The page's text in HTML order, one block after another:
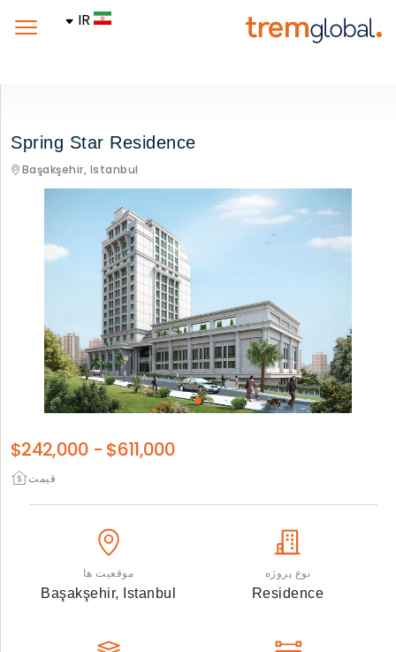
IR
Spring Star Residence
Başakşehir, Istanbul
قیمت
$242,000 - $611,000
نوع پروژه
Residence
موقعیت ها
Başakşehir,
Istanbul